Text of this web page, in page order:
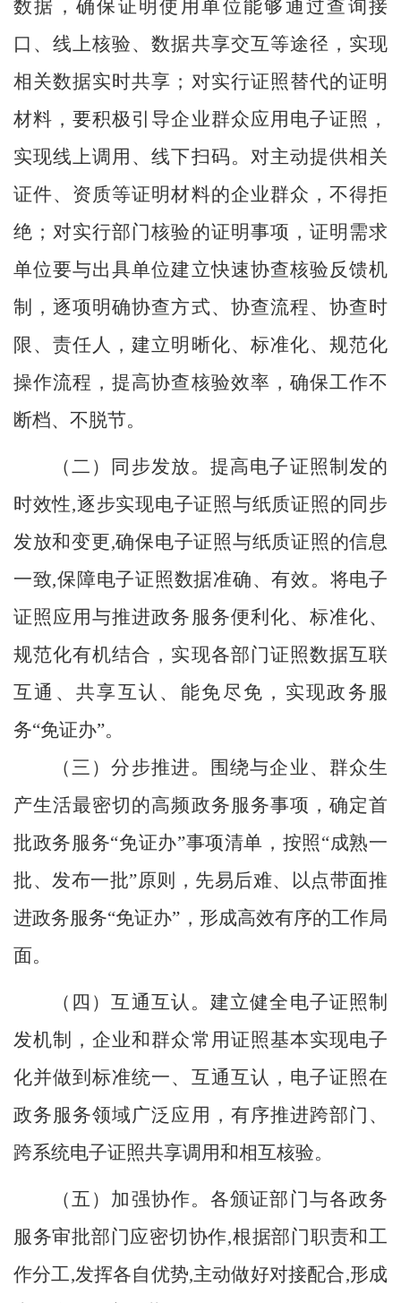
数据，确保证明使用单位能够通过查询接
口、线上核验、数据共享交互等途径，实现
相关数据实时共享；对实行证照替代的证明
材料，要积极引导企业群众应用电子证照，
实现线上调用、线下扫码。对主动提供相关
证件、资质等证明材料的企业群众，不得拒
绝；对实行部门核验的证明事项，证明需求
单位要与出具单位建立快速协查核验反馈机
制，逐项明确协查方式、协查流程、协查时
限、责任人，建立明晰化、标准化、规范化
操作流程，提高协查核验效率，确保工作不
断档、不脱节。
（二 ） 同步发放。 提高电子证照制发的
时效性,逐步实现电子证照与纸质证照的同步
发放和变更,确保电子证照与纸质证照的信息
一致,保障电子证照数据准确、有效。 将电子
证照应用与推进政务服务便利化、标准化、
规范化有机结合， 实现各部门证照数据互联
互通、共享互认 、 能免尽免， 实现政务服
务“免证办”。
（三）分步推进。
围绕与企业、群众生
产生活最密切的高频政务服务事项，确定首
批政务服务“免证办”事项清单， 按照“成熟一
批、发布一批”原则， 先易后难、以点带面推
进政务服务“免证办” ，形成高效有序的工作局
面。
（ 四 ）互通互认。 建立健全电子证照制
发机制，企业和群众常用证照基本实现电子
化并做到标准统一、互通互认，电子证照在
政务服务领域广泛应用 ， 有序推进跨部门、
跨系统电子证照共享调用和相互核验。
（五 ） 加强协作。 各颁证部门与各政务
服务审批部门应密切协作,根据部门职责和工
作分工,发挥各自优势,主动做好对接配合,形成